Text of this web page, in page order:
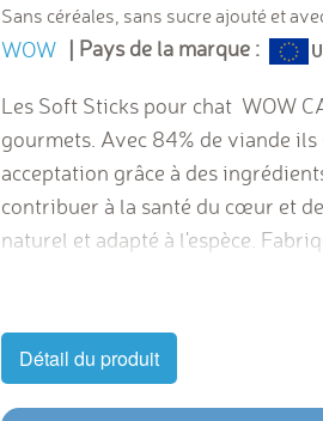
Sans céréales, sans sucre ajouté et
WOW | Pays de la marque :
Les Soft Sticks pour chat WOW
gourmets. Avec 84% de viande
acceptation grâce à des
contribuer à la santé du cœur et
naturel et adapté à l'espèce.
Détail du produit